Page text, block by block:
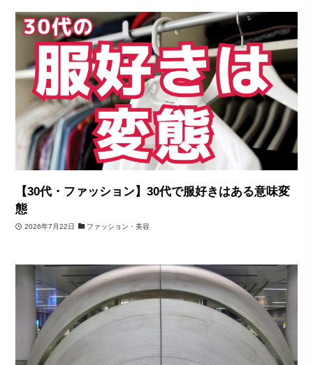
【30代・ファッション】30代で服好きはある意味変
態
2026年7月22日 ファッション・美容